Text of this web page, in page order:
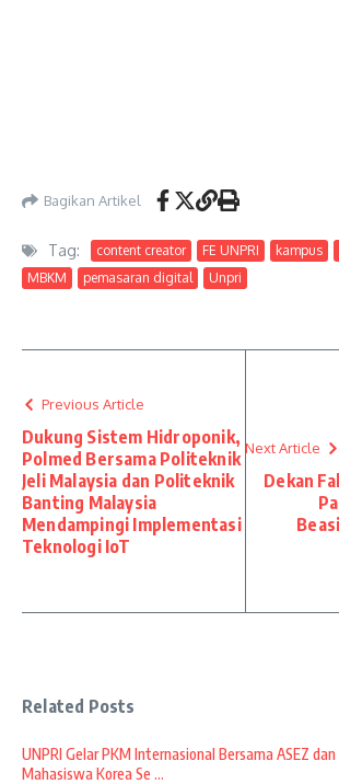
Bagikan Artikel
Tag: content creator FE UNPRI kampus
MBKM
pemasaran digital Unpri
Previous Article
Dukung Sistem Hidroponik,
Polmed Bersama Politeknik
Jeli Malaysia dan Politeknik
Banting Malaysia
Mendampingi Implementasi
Teknologi IoT
Next Article
Dekan
Related Posts
UNPRI Gelar PKM Internasional Bersama ASEZ dan
Mahasiswa Korea Se ...